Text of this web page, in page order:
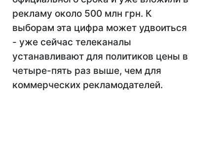
рекламу около 500 млн грн. К
выборам эта цифра может удвоиться
- уже сейчас телеканалы
устанавливают для политиков цены в
четыре-пять раз выше, чем для
коммерческих рекламодателей.